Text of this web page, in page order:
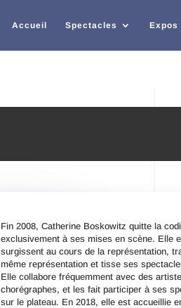
Accueil Spectacles Expos
Fin 2008, Catherine Boskowitz quitte la
exclusivement à ses mises en scène. Elle
surgissent au cours de la représentation,
même représentation et tisse ses
Elle collabore fréquemment avec des
chorégraphes, et les fait participer à ses
sur le plateau. En 2018, elle est accueillie